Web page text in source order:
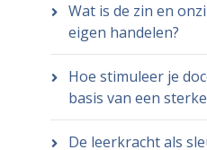
Wat is de zin en
eigen handelen?
Hoe stimuleer je
basis van een
De leerkracht als